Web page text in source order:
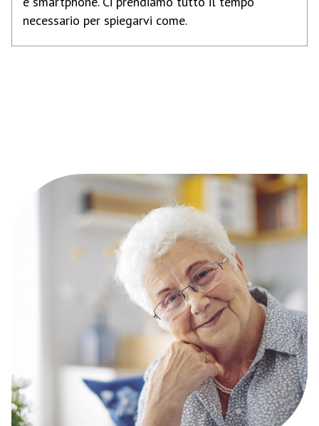
necessario per spiegarvi come.